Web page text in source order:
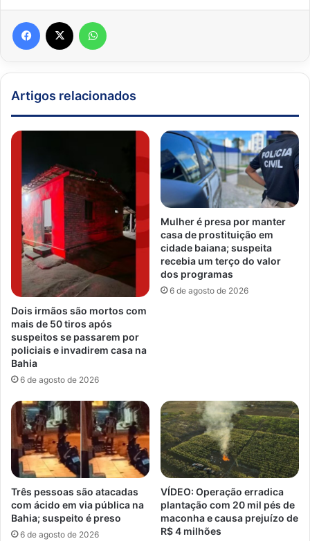
Artigos relacionados
Dois irmãos são mortos com
mais de 50 tiros após
suspeitos se passarem por
policiais e invadirem casa na
Bahia
6 de agosto de 2026
Mulher é presa por manter
casa de prostituição em
cidade baiana; suspeita
recebia um terço do valor
dos programas
6 de agosto de 2026
Três pessoas são atacadas
com ácido em via pública na
Bahia; suspeito é preso
6 de agosto de 2026
VÍDEO: Operação erradica
plantação com 20 mil pés de
maconha e causa prejuízo de
R$ 4 milhões